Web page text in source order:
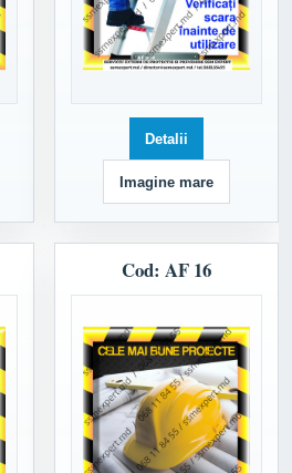
Detalii
Imagine mare
Cod: AF 16